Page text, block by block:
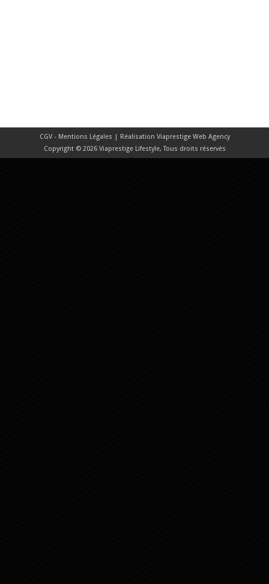
CGV - Mentions Légales | Réalisation Viaprestige Web Agency
Copyright © 2026 Viaprestige Lifestyle, Tous droits réservés